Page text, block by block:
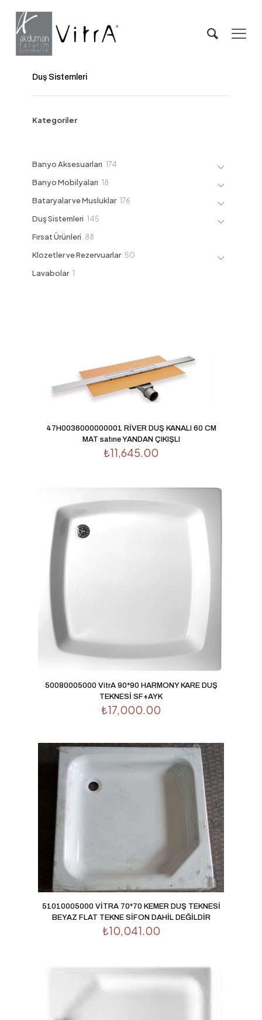
Duş Sistemleri
Kategoriler
Banyo Aksesuarları 174
Banyo Mobilyaları 18
Bataryalar ve Musluklar 176
Duş Sistemleri 145
Fırsat Ürünleri 88
Klozetler ve Rezervuarlar 50
Lavabolar 1
47H0036000000001 RİVER DUŞ KANALI 60 CM
MAT satıne YANDAN ÇIKIŞLI
₺11,645.00
50080005000 VitrA 90*90 HARMONY KARE DUŞ
TEKNESİ SF+AYK
₺17,000.00
51010005000 VİTRA 70*70 KEMER DUŞ TEKNESİ
BEYAZ FLAT TEKNE SİFON DAHİL DEĞİLDİR
₺10,041.00